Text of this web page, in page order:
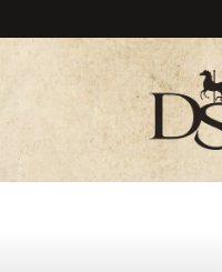
au
contenu